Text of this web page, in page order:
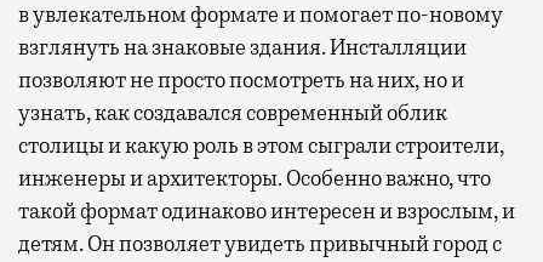
в увлекательном формате и помогает по-новому
взглянуть на знаковые здания. Инсталляции
позволяют не просто посмотреть на них, но и
узнать, как создавался современный облик
столицы и какую роль в этом сыграли строители,
инженеры и архитекторы. Особенно важно, что
такой формат одинаково интересен и взрослым, и
детям. Он позволяет увидеть привычный город с